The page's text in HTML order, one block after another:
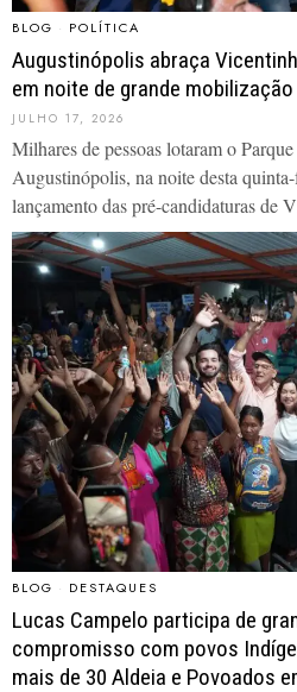
BLOG · POLÍTICA
Augustinópolis abraça
em noite de grande
JULHO 17, 2026
Milhares de pessoas lotaram o
Augustinópolis, na noite desta
lançamento das pré-candidaturas de
BLOG · DESTAQUES
Lucas Campelo participa de
compromisso com povos
mais de 30 Aldeia e Povoados